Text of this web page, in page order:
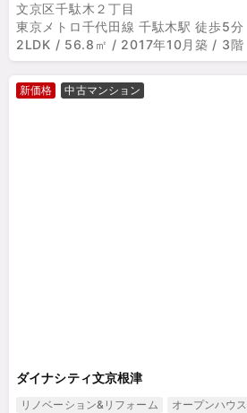
文京区千駄木２丁目
東京メトロ千代田線 千駄木駅 徒歩5分
2LDK / 56.8㎡ / 2017年10月築 / 3階
新価格 中古マンション
ダイナシティ文京根津
リノベーション&リフォーム オープンハウス